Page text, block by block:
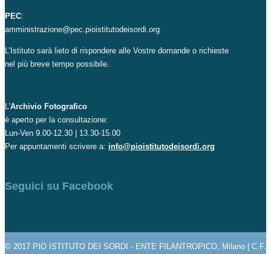
PEC:
amministrazione@pec.pioistitutodeisordi.org
L’Istituto sarà lieto di rispondere alle Vostre domande o richieste
nel più breve tempo possibile.
L'Archivio Fotografico
è aperto per la consultazione:
Lun-Ven 9.00-12.30 | 13.30-15.00
Per appuntamenti scrivere a: info@pioistitutodeisordi.org
Seguici su Facebook
© 2017 PIO ISTITUTO DEI SORDI - ENTE FILANTROPICO, Milano | C.F.